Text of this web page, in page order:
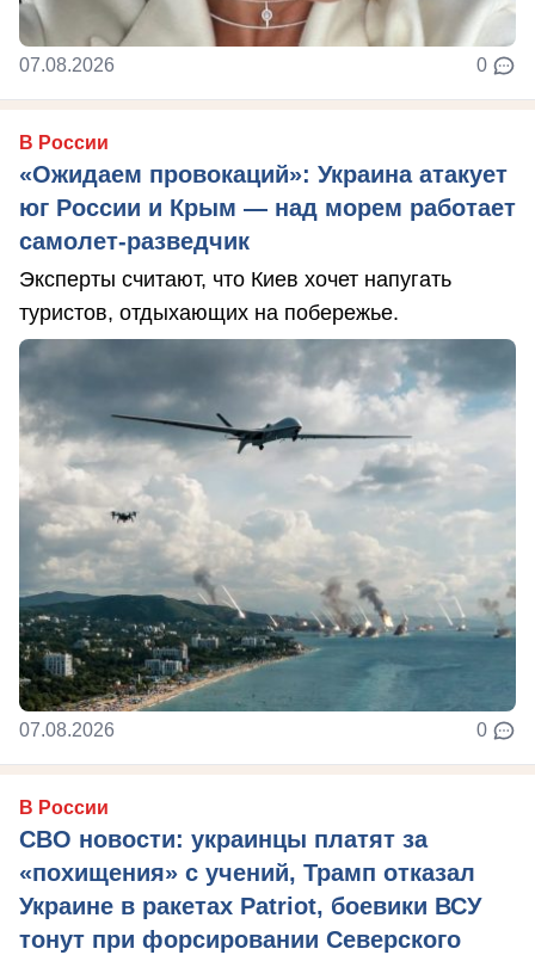
07.08.2026 0
В России
«Ожидаем провокаций»: Украина атакует
юг России и Крым — над морем работает
самолет-разведчик
Эксперты считают, что Киев хочет напугать
туристов, отдыхающих на побережье.
07.08.2026 0
В России
СВО новости: украинцы платят за
«похищения» с учений, Трамп отказал
Украине в ракетах Patriot, боевики ВСУ
тонут при форсировании Северского